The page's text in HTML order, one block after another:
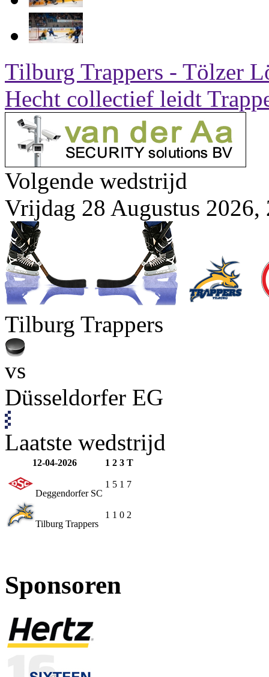
Tilburg Trappers - Tölzer
Hecht collectief leidt
Volgende wedstrijd
Vrijdag 28 Augustus 2026,
Tilburg Trappers
vs
Düsseldorfer EG
Laatste wedstrijd
12-04-2026 1 2 3 T
Deggendorfer SC
1 5 1 7
Tilburg Trappers
1 1 0 2
Sponsoren